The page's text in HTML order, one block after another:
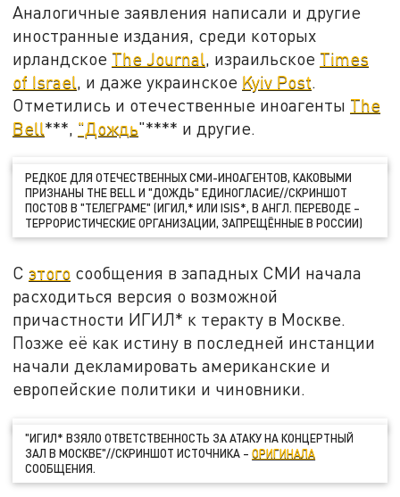
Аналогичные заявления написали и другие
иностранные издания, среди которых
ирландское The Journal, израильское Times
of Israel, и даже украинское Kyiv Post.
Отметились и отечественные иноагенты The
Bell***, "Дождь"**** и другие.
РЕДКОЕ ДЛЯ ОТЕЧЕСТВЕННЫХ СМИ-ИНОАГЕНТОВ, КАКОВЫМИ
ПРИЗНАНЫ THE BELL И "ДОЖДЬ" ЕДИНОГЛАСИЕ//СКРИНШОТ
ПОСТОВ В "ТЕЛЕГРАМЕ" (ИГИЛ,* ИЛИ ISIS*, В АНГЛ. ПЕРЕВОДЕ –
ТЕРРОРИСТИЧЕСКИЕ ОРГАНИЗАЦИИ, ЗАПРЕЩЁННЫЕ В РОССИИ)
Сэтого сообщения в западных СМИ начала
расходиться версия о возможной
причастности ИГИЛ* к теракту в Москве.
Позже её как истину в последней инстанции
начали декламировать американские и
европейские политики и чиновники.
"ИГИЛ* ВЗЯЛО ОТВЕТСТВЕННОСТЬ ЗА АТАКУ НА КОНЦЕРТНЫЙ
ЗАЛ В МОСКВЕ"//СКРИНШОТ ИСТОЧНИКА –ОРИГИНАЛА
СООБЩЕНИЯ.